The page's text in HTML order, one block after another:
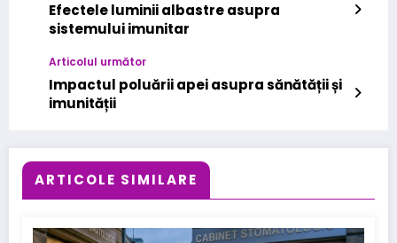
Efectele luminii albastre asupra
sistemului imunitar
Articolul următor
Impactul poluării apei asupra sănătății și
imunității
ARTICOLE SIMILARE